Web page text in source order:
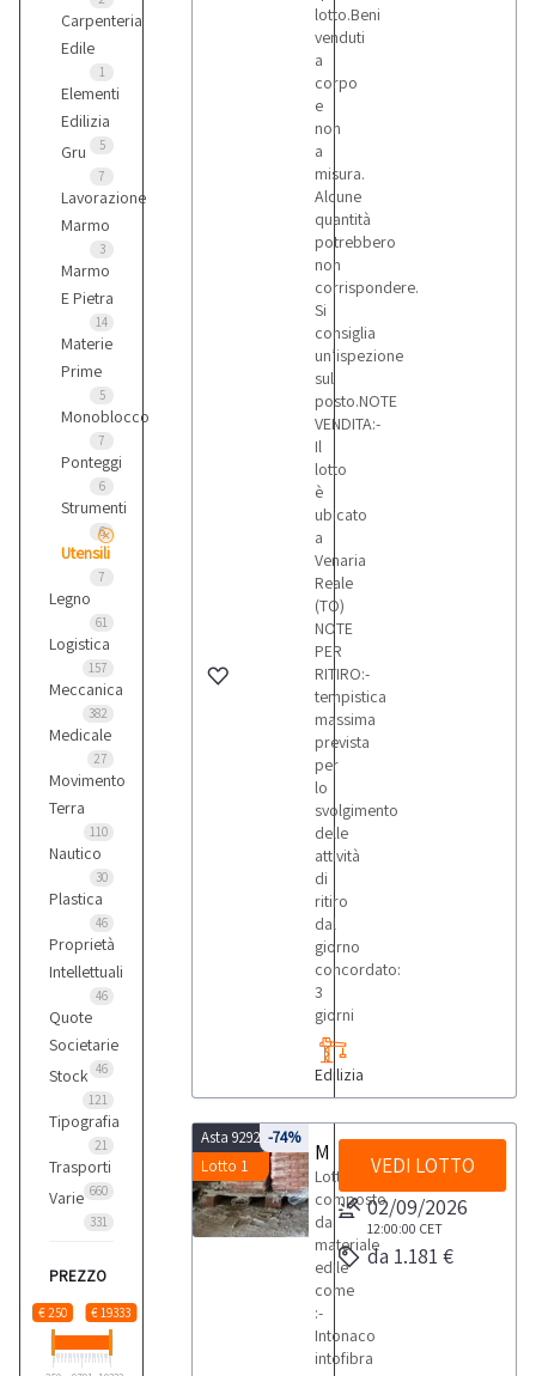
Carpenteria
Edile
1
Elementi
Edilizia
5
Gru
7
Lavorazione
Marmo
3
Marmo
E Pietra
14
Materie
Prime
5
Monoblocco
7
Ponteggi
6
Strumenti
6
Utensili
7
Legno
61
Logistica
157
Meccanica
382
Medicale
27
Movimento
Terra
110
Nautico
30
Plastica
46
Proprietà
Intellettuali
46
Quote
Societarie
46
Stock
121
Tipografia
21
Trasporti
660
Varie
331
PREZZO
€ 250 € 19333
lotto.Beni
venduti
a
corpo
e
non
a
misura.
Alcune
quantità
potrebbero
non
corrispondere.
Si
consiglia
un’ispezione
sul
posto.NOTE
VENDITA:-
Il
lotto
è
ubicato
a
Venaria
Reale
(TO)
NOTE
PER
RITIRO:-
tempistica
massima
prevista
per
lo
svolgimento
delle
attività
di
ritiro
dal
giorno
concordato:
3
giorni
Edilizia
Asta 9292
Lotto 1
-74%
Lotto
composto
da
materiale
edile
come
:-
Intonaco
intofibra
VEDI LOTTO
02/09/2026
12:00:00 CET
da 1.181 €